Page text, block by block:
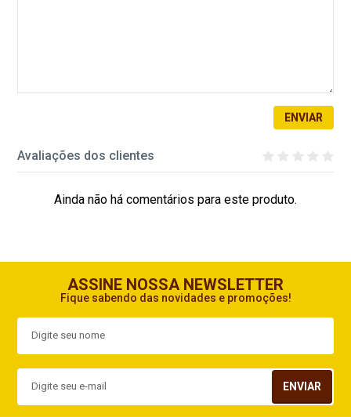
ENVIAR
Avaliações dos clientes
Ainda não há comentários para este produto.
ASSINE NOSSA NEWSLETTER
Fique sabendo das novidades e promoções!
ENVIAR